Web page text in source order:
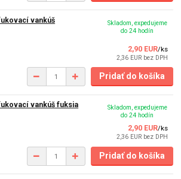
vankúš
2,90 EUR/ks
2,36 EUR bez DPH
Skladom, expedujeme
do 24 hodín
Pridať do košíka
vankúš fuksia
2,90 EUR/ks
2,36 EUR bez DPH
Skladom, expedujeme
do 24 hodín
Pridať do košíka